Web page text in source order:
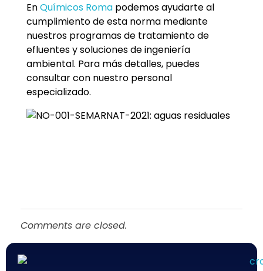
EnQuímicos Roma podemos ayudarte al
cumplimiento de esta norma mediante
nuestros programas de tratamiento de
efluentes y soluciones de ingeniería
ambiental. Para más detalles, puedes
consultar con nuestro personal
especializado.
Comments are closed.